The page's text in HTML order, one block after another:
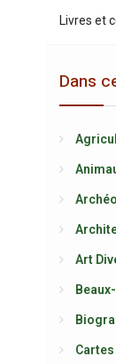
Livres et
Dans
Art